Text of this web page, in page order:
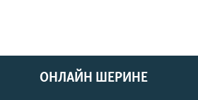
ОНЛАЙН ШЕРИНЕ